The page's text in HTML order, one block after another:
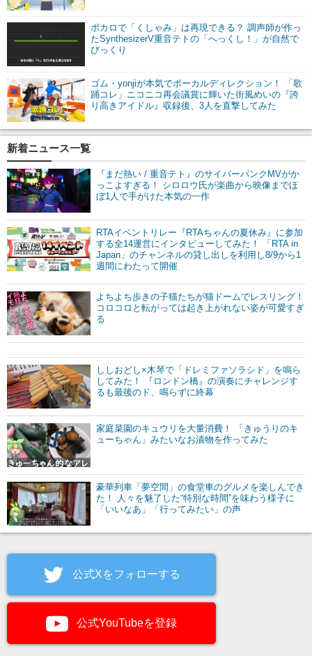
ボカロで「くしゃみ」は再現できる？ 調声師が作っ
たSynthesizerV重音テトの「へっくし！」が自然で
びっくり
ゴム・yonjiが本気でボーカルディレクション！ 「歌
踊コレ」ニコニコ再会議賞に輝いた街風めいの『誇
り高きアイドル』収録後、3人を直撃してみた
新着ニュース一覧
『まだ熱い / 重音テト』のサイバーパンクMVがか
っこよすぎる！ シロロウ氏が楽曲から映像までほ
ぼ1人で手がけた本気の一作
RTAイベントリレー『RTAちゃんの夏休み』に参加
する全14運営にインタビューしてみた！ 「RTA in
Japan」のチャンネルの貸し出しを利用し8/9から1
週間にわたって開催
よちよち歩きの子猫たちが猫ドームでレスリング！
コロコロと転がっては起き上がれない姿が可愛すぎ
る
ししおどし×木琴で「ドレミファソラシド」を鳴ら
してみた！ 『ロンドン橋』の演奏にチャレンジす
るも最後のド、鳴らずに終幕
家庭菜園のキュウリを大量消費！ 「きゅうりのキ
ューちゃん」みたいなお漬物を作ってみた
豪華列車「夢空間」の食堂車のグルメを楽しんでき
た！ 人々を魅了した“特別な時間”を味わう様子に
「いいなあ」「行ってみたい」の声
公式Xをフォローする
公式YouTubeを登録